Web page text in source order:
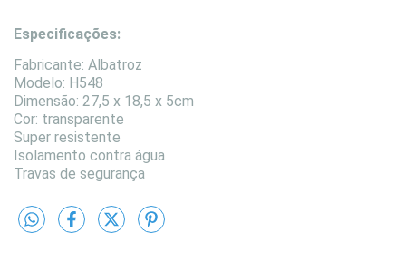
Especificações:
Fabricante: Albatroz
Modelo: H548
Dimensão: 27,5 x 18,5 x 5cm
Cor: transparente
Super resistente
Isolamento contra água
Travas de segurança